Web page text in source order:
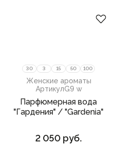
30 3 15 50 100
Женские ароматы
АртикулG9 w
Парфюмерная вода
"Гардения" / "Gardenia"
2 050 руб.